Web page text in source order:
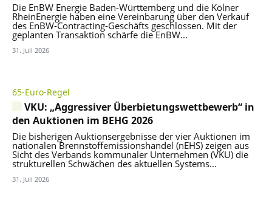
Die EnBW Energie Baden-Württemberg und die Kölner
RheinEnergie haben eine Vereinbarung über den Verkauf
des EnBW-Contracting-Geschäfts geschlossen. Mit der
geplanten Transaktion schärfe die EnBW...
31. Juli 2026
65-Euro-Regel
VKU: „Aggressiver Überbietungswettbewerb“ in
den Auktionen im BEHG 2026
Die bisherigen Auktionsergebnisse der vier Auktionen im
nationalen Brennstoffemissionshandel (nEHS) zeigen aus
Sicht des Verbands kommunaler Unternehmen (VKU) die
strukturellen Schwächen des aktuellen Systems...
31. Juli 2026